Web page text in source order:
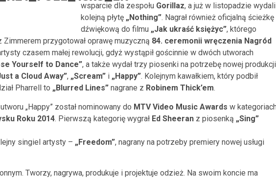
wsparcie dla zespołu Gorillaz, a już w listopadzie wydali
kolejną płytę „Nothing”. Nagrał również oficjalną ścieżkę
dźwiękową do filmu „Jak ukraść księżyc”, którego
Zimmerem przygotował oprawę muzyczną 84. ceremonii wręczenia Nagród
czasem małej rewolucji, gdyż wystąpił gościnnie w dwóch utworach
Yourself to Dance”, a także wydał trzy piosenki na potrzebę nowej produkcji
a Cloud Away”, „Scream” i „Happy”. Kolejnym kawałkiem, który podbił
Pharrell to „Blurred Lines” nagrane z Robinem Thick’em.
„Happy” został nominowany do MTV Video Music Awards w
Roku 2014. Pierwszą kategorię wygrał Ed Sheeran z piosenką „Sing”
singiel artysty – „Freedom”, nagrany na potrzeby premiery nowej usługi
Tworzy, nagrywa, produkuje i projektuje odzież. Na swoim koncie ma